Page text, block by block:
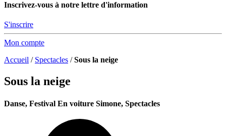
Inscrivez-vous à notre lettre d'information
S'inscrire
Mon compte
Accueil / Spectacles /Sous la neige
Sous la neige
Danse, Festival En voiture Simone, Spectacles